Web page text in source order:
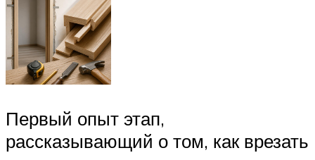
Первый опыт этап,
рассказывающий о том, как врезать